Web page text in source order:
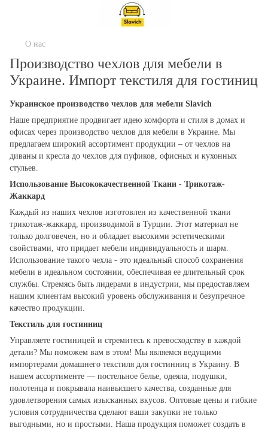
О нас
Производство чехлов для мебели в
Украине. Импорт текстиля для гостиниц
Украинское производство чехлов для мебели Slavich
Наше предприятие продвигает идею комфорта и стиля в домах и
офисах через производство чехлов для мебели в Украине. Мы
предлагаем широкий ассортимент продукции – от чехлов на
диваны и кресла до чехлов для пуфиков, офисных и кухонных
стульев.
Использование Высококачественной Ткани - Трикотаж-
Жаккард
Каждый из наших чехлов изготовлен из качественной ткани
трикотаж-жаккард, производимой в Турции. Этот материал не
только долговечен, но и обладает высокими эстетическими
свойствами, что придает мебели индивидуальность и шарм.
Использование такого чехла - это идеальный способ сохранения
мебели в идеальном состоянии, обеспечивая ее длительный срок
службы. Стремясь быть лидерами в индустрии, мы предоставляем
нашим клиентам высокий уровень обслуживания и безупречное
качество продукции.
Текстиль для гостинниц
Управляете гостиницей и стремитесь к превосходству в каждой
детали? Мы поможем вам в этом! Мы являемся ведущими
импортерами домашнего текстиля для гостинниц в Украину. В
нашем ассортименте — постельное белье, одеяла, подушки,
полотенца и покрывала наивысшего качества, созданные для
удовлетворения самых изысканных вкусов. Оптовые цены и гибкие
условия сотрудничества сделают ваши закупки не только
выгодными, но и простыми. Наша продукция поможет создать в